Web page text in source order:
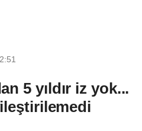
5 yıldır iz yok...